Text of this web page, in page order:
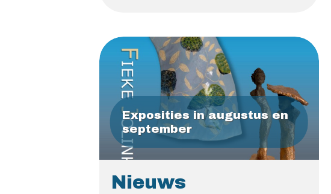
Exposities in augustus en
september
Nieuws